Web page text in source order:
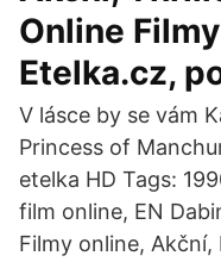
Online
Etelka.cz,
V lásce by se vám
Princess of
etelka HD Tags:
film online, EN
Filmy online, Akční,